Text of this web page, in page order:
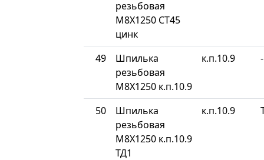
резьбовая
М8Х1250 СТ45
цинк
49
Шпилька
резьбовая
М8Х1250 к.п.10.9
к.п.10.9 -
50
Шпилька
резьбовая
М8Х1250 к.п.10.9
ТД1
к.п.10.9